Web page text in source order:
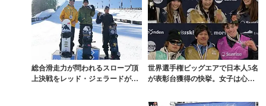
総合滑走力が問われるスロープ頂
上決戦をレッド・ジェラードが制
世界選手権ビッグエアで日本人5名
が表彰台獲得の快挙。女子は心椛